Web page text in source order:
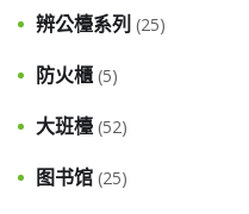
辨公檯系列 (25)
防火櫃 (5)
大班檯 (52)
图书馆 (25)